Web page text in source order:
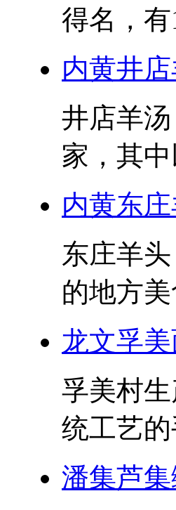
得名，有
内黄井
井店羊
家，其
内黄东
东庄羊
的地方
龙文孚
孚美村
统工艺
潘集芦